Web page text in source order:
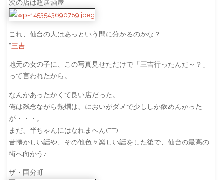
次の店は超居酒屋
これ、仙台の人はあっという間に分かるのかな？
”三吉”
地元の女の子に、この写真見せただけで「三吉行ったんだ～？」
って言われたから。
なんかあったかくて良い店だった。
俺は残念ながら熱燗は、においがダメで少ししか飲めんかった
が・・・。
まだ、半ちゃんにはなれまへん(TT)
昔懐かしい話や、その他色々楽しい話をした後で、仙台の最高の
街へ向かう♪
ザ・国分町